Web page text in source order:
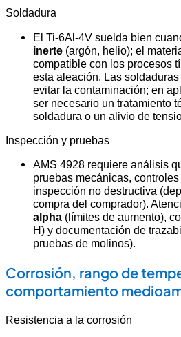
Soldadura
El Ti-6Al-4V suelda bien
inerte (argón, helio); el
compatible con los procesos
esta aleación. Las
evitar la contaminación; en
ser necesario un tratamiento
soldadura o un alivio de
Inspección y pruebas
AMS 4928 requiere análisis
pruebas mecánicas,
inspección no destructiva
compra del comprador).
alpha (límites de aumento),
H) y documentación de
pruebas de molinos).
Corrosión, rango de
comportamiento
Resistencia a la corrosión